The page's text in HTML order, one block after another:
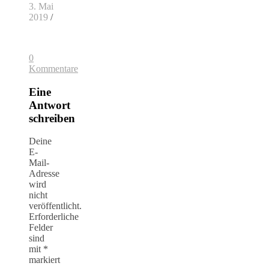
3. Mai
2019 /
0
Kommentare
Eine
Antwort
schreiben
Deine
E-
Mail-
Adresse
wird
nicht
veröffentlicht.
Erforderliche
Felder
sind
mit *
markiert